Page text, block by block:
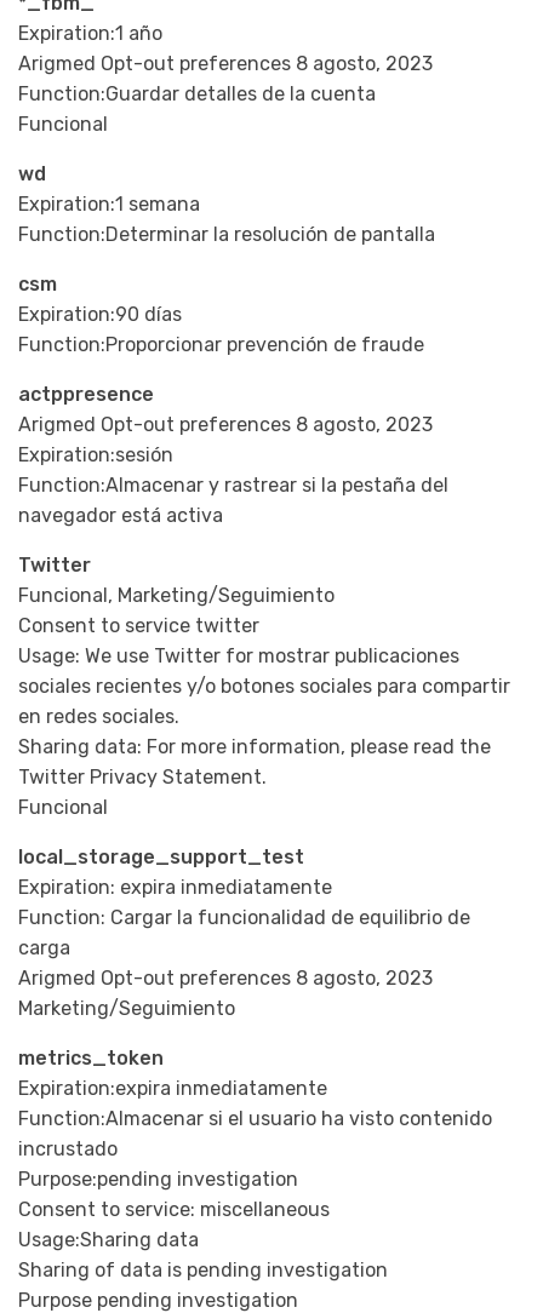
Expiration:1 año
Arigmed Opt-out preferences 8 agosto, 2023
Function:Guardar detalles de la cuenta
Funcional
wd
Expiration:1 semana
Function:Determinar la resolución de pantalla
csm
Expiration:90 días
Function:Proporcionar prevención de fraude
actppresence
Arigmed Opt-out preferences 8 agosto, 2023
Expiration:sesión
Function:Almacenar y rastrear si la pestaña del
navegador está activa
Twitter
Funcional, Marketing/Seguimiento
Consent to service twitter
Usage: We use Twitter for mostrar publicaciones
sociales recientes y/o botones sociales para compartir
en redes sociales.
Sharing data: For more information, please read the
Twitter Privacy Statement.
Funcional
local_storage_support_test
Expiration: expira inmediatamente
Function: Cargar la funcionalidad de equilibrio de
carga
Arigmed Opt-out preferences 8 agosto, 2023
Marketing/Seguimiento
metrics_token
Expiration:expira inmediatamente
Function:Almacenar si el usuario ha visto contenido
incrustado
Purpose:pending investigation
Consent to service: miscellaneous
Usage:Sharing data
Sharing of data is pending investigation
Purpose pending investigation